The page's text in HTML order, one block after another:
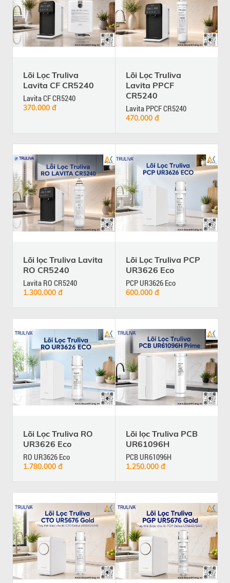
Lõi Lọc Truliva
Lavita CF CR5240
Lavita CF CR5240
370.000 đ
Lõi Lọc Truliva
Lavita PPCF
CR5240
Lavita PPCF CR5240
470.000 đ
Lõi lọc Truliva Lavita
RO CR5240
Lavita RO CR5240
1.300.000 đ
Lõi Lọc Truliva PCP
UR3626 Eco
PCP UR3626 Eco
600.000 đ
Lõi Lọc Truliva RO
UR3626 Eco
RO UR3626 Eco
1.780.000 đ
Lõi lọc Truliva PCB
UR61096H
PCB UR61096H
1.250.000 đ